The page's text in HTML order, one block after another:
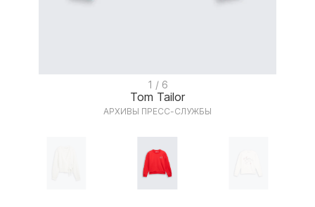
1 / 6
Tom Tailor
АРХИВЫ ПРЕСС-СЛУЖБЫ